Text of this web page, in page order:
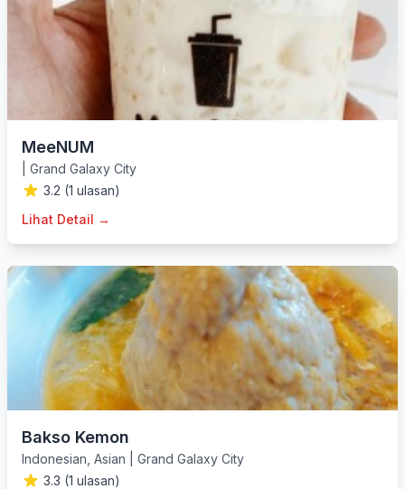
MeeNUM
Grand Galaxy City
3.2 (1 ulasan)
Lihat Detail →
Bakso Kemon
Indonesian Asian
Grand Galaxy City
3.3 (1 ulasan)